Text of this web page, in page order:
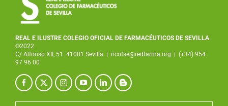
REAL E ILUSTRE COLEGIO OFICIAL DE FARMACÉUTICOS DE SEVILLA
©2022
C/ Alfonso XII, 51. 41001 Sevilla
ricofse@redfarma.org
(+34) 954
97 96 00